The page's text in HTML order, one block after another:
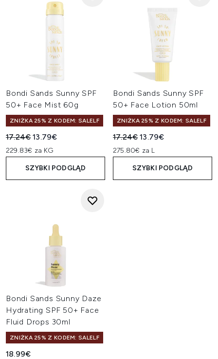
Bondi Sands Sunny SPF
50+ Face Mist 60g
ZNIŻKA 25% Z KODEM: SALELF
Sugerowana cena detaliczna:
17.24€Aktualna cena:
13.79€
229.83€ za KG
SZYBKI PODGLĄD
Bondi Sands Sunny SPF
50+ Face Lotion 50ml
ZNIŻKA 25% Z KODEM: SALELF
Sugerowana cena
17.24€Aktualna cena:
13.79€
275.80€ za L
SZYBKI PODGLĄD
Bondi Sands Sunny Daze
Hydrating SPF 50+ Face
Fluid Drops 30ml
ZNIŻKA 25% Z KODEM: SALELF
18.99€